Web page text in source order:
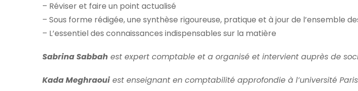
– Réviser et faire un point actualisé
– Sous forme rédigée, une synthèse rigoureuse, pratique et à jour de l’ensemble
– L’essentiel des connaissances indispensables sur la matière
Sabrina Sabbah est expert comptable et a organisé et intervient auprès de
Kada Meghraoui est enseignant en comptabilité approfondie à l’université Paris